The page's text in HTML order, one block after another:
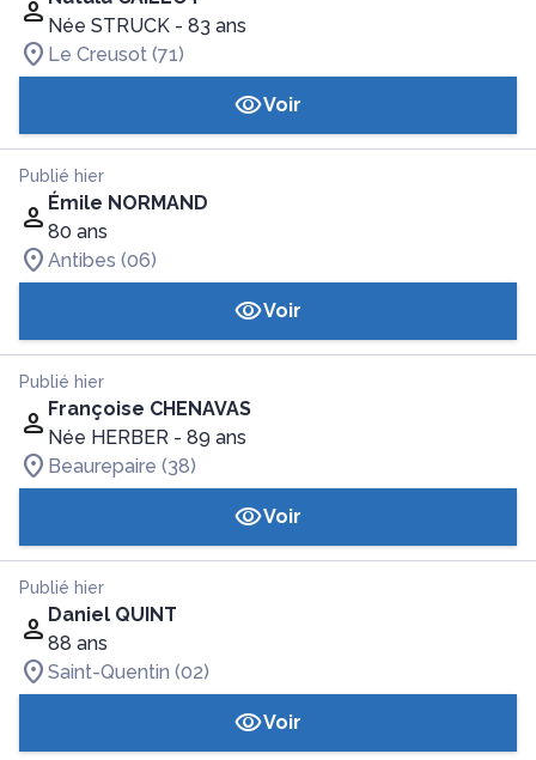
Née STRUCK - 83 ans
Le Creusot (71)
Voir
Publié hier
Émile NORMAND
80 ans
Antibes (06)
Voir
Publié hier
Françoise CHENAVAS
Née HERBER - 89 ans
Beaurepaire (38)
Voir
Publié hier
Daniel QUINT
88 ans
Saint-Quentin (02)
Voir